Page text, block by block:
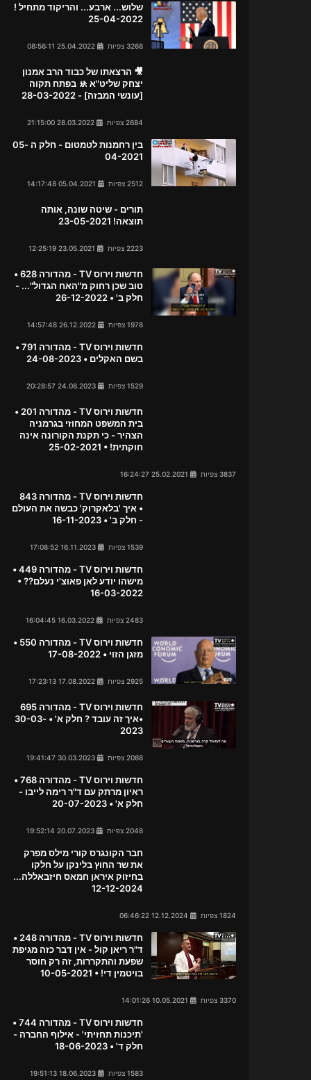
שלוש... ארבע... והריקוד מתחיל !
25-04-2022
3268 צפיות
🎥 הרצאתו של כבוד הרב אמנון
יצחק שליט"א 🚸 בפתח תקוה
[עונשי המבזה] - 28-03-2022
2684 צפיות
בין רחמנות לטמטום - חלק ה 05-
04-2021
2512 צפיות
תורים - שיטה שונה, אותה
תוצאה! 23-05-2021
2223 צפיות
חדשות וירוס TV - מהדורה 628 •
טוב שכן רחוק מ"האח הגדול"... -
חלק ב' • 26-12-2022
1978 צפיות
חדשות וירוס TV - מהדורה 791 •
בשם האקלים • 24-08-2023
1529 צפיות
חדשות וירוס TV - מהדורה 201 •
בית המשפט המחוזי בגרמניה
הצהיר - כי תקנת הקורונה אינה
חוקתית! • 25-02-2021
3837 צפיות
חדשות וירוס TV - מהדורה 843
• איך 'בלאקרוק' כבשה את העולם
- חלק ב' • 16-11-2023
1539 צפיות
חדשות וירוס TV - מהדורה 449 •
מישהו יודע לאן פאוצ'י נעלם?? •
16-03-2022
2483 צפיות
חדשות וירוס TV - מהדורה 550 •
מזגן הזוי • 17-08-2022
2925 צפיות
חדשות וירוס TV - מהדורה 695
•איך זה עובד ? חלק א' • 30-03-
2023
2088 צפיות
חדשות וירוס TV - מהדורה 768 •
ראיון מרתק עם ד"ר רימה לייבו -
חלק א' • 20-07-2023
2048 צפיות
חבר הקונגרס קורי מילס מפרק
את שר החוץ בלינקן על חלקו
בחיזוק איראן חמאס חיזבאללה...
12-12-2024
1824 צפיות
חדשות וירוס TV - מהדורה 248 •
ד"ר ריאן קול - אין דבר כזה מגיפת
שפעת והתקררות, זה רק חוסר
בויטמין די! • 10-05-2021
3370 צפיות
חדשות וירוס TV - מהדורה 744 •
'תיכנות תחזיתי' - אילוף החברה -
חלק ד' • 18-06-2023
1583 צפיות